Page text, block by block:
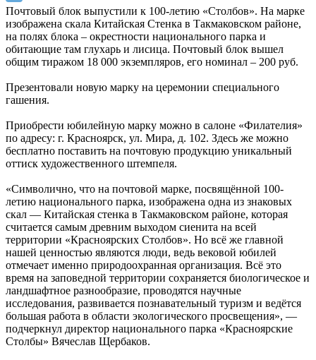
Почтовый блок выпустили к 100-летию «Столбов». На марке
изображена скала Китайская Стенка в Такмаковском районе,
на полях блока – окрестности национального парка и
обитающие там глухарь и лисица. Почтовый блок вышел
общим тиражом 18 000 экземпляров, его номинал – 200 руб.
Презентовали новую марку на церемонии специального
гашения.
Приобрести юбилейную марку можно в салоне «Филателия»
по адресу: г. Красноярск, ул. Мира, д. 102. Здесь же можно
бесплатно поставить на почтовую продукцию уникальный
оттиск художественного штемпеля.
«Символично, что на почтовой марке, посвящённой 100-
летию национального парка, изображена одна из знаковых
скал — Китайская стенка в Такмаковском районе, которая
считается самым древним выходом сиенита на всей
территории «Красноярских Столбов». Но всё же главной
нашей ценностью являются люди, ведь вековой юбилей
отмечает именно природоохранная организация. Всё это
время на заповедной территории сохраняется биологическое и
ландшафтное разнообразие, проводятся научные
исследования, развивается познавательный туризм и ведётся
большая работа в области экологического просвещения», —
подчеркнул директор национального парка «Красноярские
Столбы» Вячеслав Щербаков.